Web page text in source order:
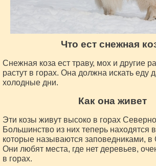
Что ест снежная
Снежная коза ест траву, мох и другие
растут в горах. Она должна искать еду
холодные дни.
Как она живет
Эти козы живут высоко в горах
Большинство из них теперь находятся
которые называются заповедниками,
Они любят места, где нет деревьев,
в горах.